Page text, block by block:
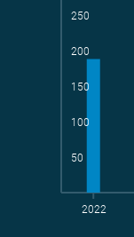
2022
50
100
150
200
250